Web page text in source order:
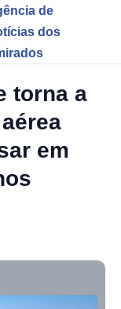
de
dos
torna a
em